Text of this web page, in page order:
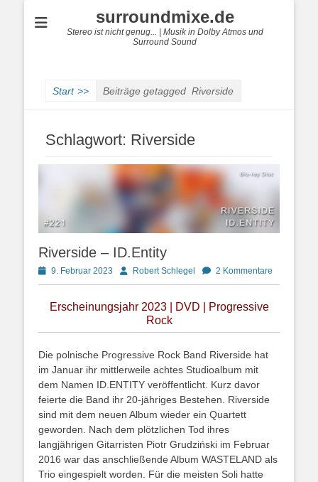
surroundmixe.de
Stereo ist nicht genug... | Musik in Dolby Atmos und
Surround Sound
Start >> Beiträge getagged Riverside
Schlagwort: Riverside
Riverside – ID.Entity
Posted
on
9. Februar 2023 AutorRobert Schlegel 2 Kommentare
Erscheinungsjahr 2023 | DVD | Progressive
Rock
Die polnische Progressive Rock Band Riverside hat
im Januar ihr mittlerweile achtes Studioalbum mit
dem Namen ID.ENTITY veröffentlicht. Kurz davor
feierte die Band ihr 20-jähriges Bestehen. Riverside
sind mit dem neuen Album wieder ein Quartett
geworden. Nach dem plötzlichen Tod ihres
langjährigen Gitarristen Piotr Grudziński im Februar
2016 war das anschließende Album WASTELAND als
Trio eingespielt worden. Für die meisten Soli hatte